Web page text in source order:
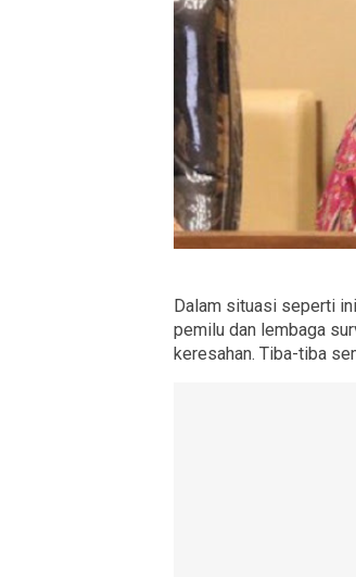
Dalam situasi seperti
pemilu dan lembaga
keresahan. Tiba-tiba